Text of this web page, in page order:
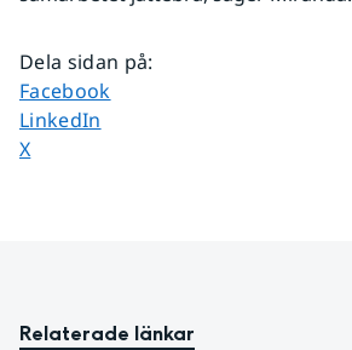
Dela sidan på:
Dela sidan på
Facebook
Dela sidan på
LinkedIn
Dela sidan på
X
Relaterade länkar